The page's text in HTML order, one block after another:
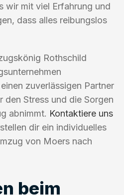
wir mit viel Erfahrung und
dass alles reibungslos
Rothschild
zuverlässigen Partner
den Stress und die Sorgen
abnimmt. Kontaktiere uns
dir ein individuelles
von Moers nach
beim